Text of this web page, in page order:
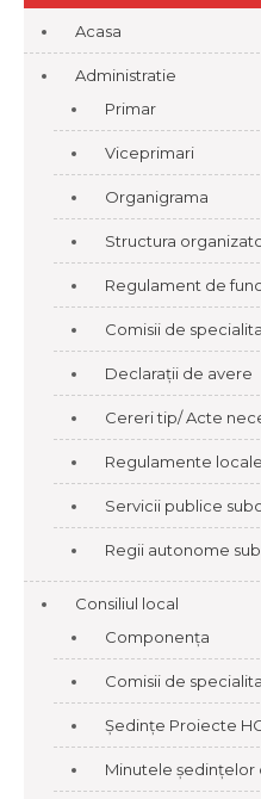
Acasa
Administratie
Primar
Viceprimari
Organigrama
Structura
Regulament de
Comisii de
Declarații de avere
Cereri tip/ Acte
Regulamente locale
Servicii publice
Regii autonome
Consiliul local
Componența
Comisii de
Ședințe Proiecte
Minutele ședințelor